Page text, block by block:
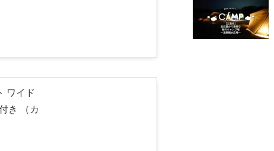
ワイド
き （カ